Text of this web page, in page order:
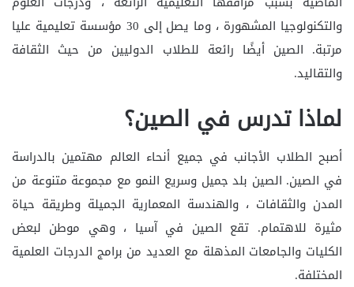
والتكنولوجيا المشهورة ، وما يصل إلى 30 مؤسسة تعليمية عليا
مرتبة. الصين أيضًا رائعة للطلاب الدوليين من حيث الثقافة
والتقاليد.
لماذا تدرس في الصين؟
أصبح الطلاب الأجانب في جميع أنحاء العالم مهتمين بالدراسة
في الصين. الصين بلد جميل وسريع النمو مع مجموعة متنوعة من
المدن والثقافات ، والهندسة المعمارية الجميلة وطريقة حياة
مثيرة للاهتمام. تقع الصين في آسيا ، وهي موطن لبعض
الكليات والجامعات المذهلة مع العديد من برامج الدرجات العلمية
المختلفة.